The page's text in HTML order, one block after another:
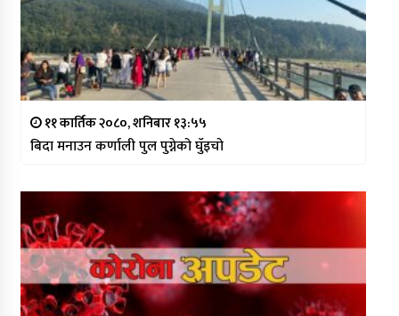
११ कार्तिक २०८०, शनिबार १३:५५
बिदा मनाउन कर्णाली पुल पुग्नेको घुँइचो